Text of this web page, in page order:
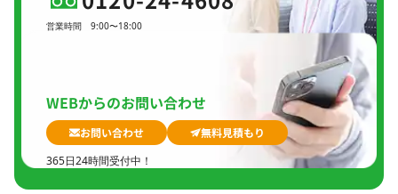
営業時間
9:00〜18:00
WEBからのお問い合わせ
お問い合わせ
無料見積もり
365日24時間受付中！